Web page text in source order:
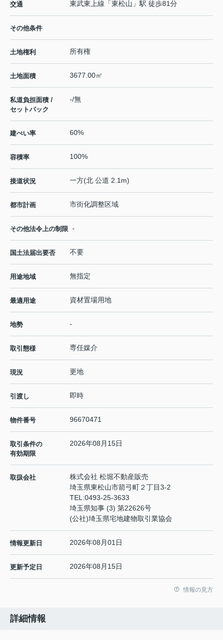
交通 東武東上線 「東松山 」駅 徒歩81分
その他条件
土地権利 所有権
土地面積 3677.00㎡
私道負担面積 /
セットバック
-/無
建ぺい率 60%
容積率 100%
接道状況 一方(北 公道 2.1m)
都市計画 市街化調整区域
その他法令上の制限 -
国土法届出要否 不要
用途地域 無指定
最適用途 資材置場用地
地勢 -
取引態様 専任媒介
現況 更地
引渡し 即時
物件番号 96670471
取引条件の
有効期限
2026年08月15日
取扱会社
株式会社 松堀不動産販売
埼玉県東松山市箭弓町２丁目3-2
TEL:0493-25-3633
埼玉県知事 (3) 第22626号
(公社)埼玉県宅地建物取引業協会
情報更新日 2026年08月01日
更新予定日 2026年08月15日
情報の見方
詳細情報